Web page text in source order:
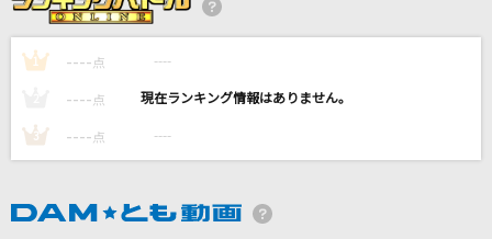
Runner
爆風スランプ(BAKUFU-SLUMP)
もっと見る
1 ---- 点 ----
---- 点 ----
3 ---- 点 ----